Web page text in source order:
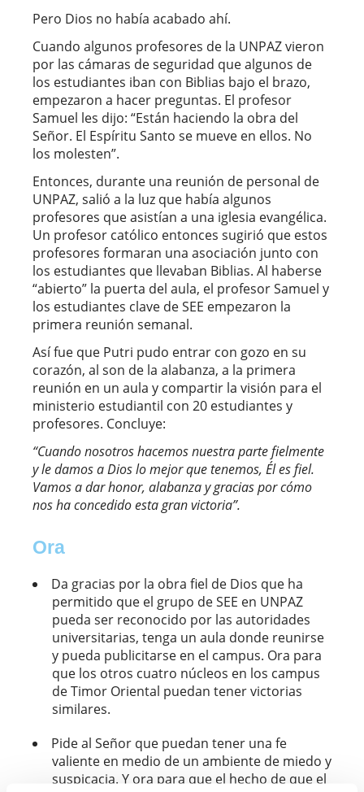
Pero Dios no había acabado ahí.
Cuando algunos profesores de la UNPAZ vieron
por las cámaras de seguridad que algunos de
los estudiantes iban con Biblias bajo el brazo,
empezaron a hacer preguntas. El profesor
Samuel les dijo: “Están haciendo la obra del
Señor. El Espíritu Santo se mueve en ellos. No
los molesten”.
Entonces, durante una reunión de personal de
UNPAZ, salió a la luz que había algunos
profesores que asistían a una iglesia evangélica.
Un profesor católico entonces sugirió que estos
profesores formaran una asociación junto con
los estudiantes que llevaban Biblias. Al haberse
“abierto” la puerta del aula, el profesor Samuel y
los estudiantes clave de SEE empezaron la
primera reunión semanal.
Así fue que Putri pudo entrar con gozo en su
corazón, al son de la alabanza, a la primera
reunión en un aula y compartir la visión para el
ministerio estudiantil con 20 estudiantes y
profesores. Concluye:
“Cuando nosotros hacemos nuestra parte fielmente
y le damos a Dios lo mejor que tenemos, Él es fiel.
Vamos a dar honor, alabanza y gracias por cómo
nos ha concedido esta gran victoria”.
Ora
Da gracias por la obra fiel de Dios que ha
permitido que el grupo de SEE en UNPAZ
pueda ser reconocido por las autoridades
universitarias, tenga un aula donde reunirse
y pueda publicitarse en el campus. Ora para
que los otros cuatro núcleos en los campus
de Timor Oriental puedan tener victorias
similares.
Pide al Señor que puedan tener una fe
valiente en medio de un ambiente de miedo y
suspicacia. Y ora para que el hecho de que el